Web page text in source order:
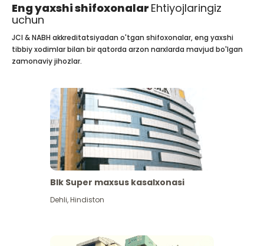
Eng yaxshi shifoxonalar Ehtiyojlaringiz
uchun
JCI & NABH akkreditatsiyadan o'tgan shifoxonalar, eng yaxshi
tibbiy xodimlar bilan bir qatorda arzon narxlarda mavjud bo'lgan
zamonaviy jihozlar.
Blk Super maxsus kasalxonasi
Dehli,Hindiston